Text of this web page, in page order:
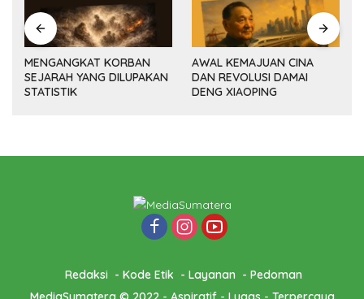
MENGANGKAT KORBAN
SEJARAH YANG DILUPAKAN
STATISTIK
AWAL KEMAJUAN CINA
DAN REVOLUSI DAMAI
DENG XIAOPING
Redaksi Kode Etik Layanan
Pedoman